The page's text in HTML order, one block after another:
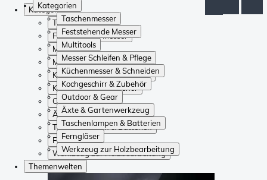
Kategorien
Taschenmesser
Feststehende Messer
Multitools
Messer Schleifen & Pflege
Küchenmesser & Schneiden
Kochgeschirr & Zubehör
Outdoor & Gear
Äxte & Gartenwerkzeug
Taschenlampen & Batterien
Ferngläser
Werkzeug zur Holzbearbeitung
Kategorien
Taschenmesser
Feststehende Messer
Multitools
Messer Schleifen & Pflege
Küchenmesser & Schneiden
Kochgeschirr & Zubehör
Outdoor & Gear
Äxte & Gartenwerkzeug
Taschenlampen & Batterien
Ferngläser
Werkzeug zur Holzbearbeitung
Themenwelten